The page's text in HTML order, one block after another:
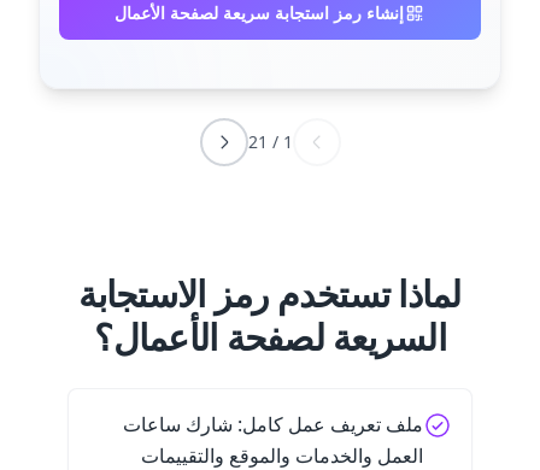
إنشاء رمز استجابة سريعة لصفحة الأعمال
1
/
21
لماذا تستخدم رمز الاستجابة
السريعة لصفحة الأعمال؟
ملف تعريف عمل كامل: شارك ساعات
العمل والخدمات والموقع والتقييمات